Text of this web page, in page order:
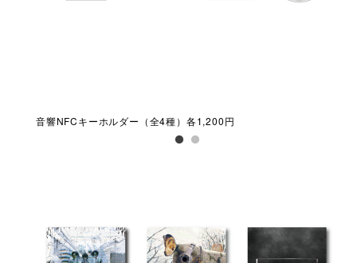
音響NFCキーホルダー（全4種）各1,200円